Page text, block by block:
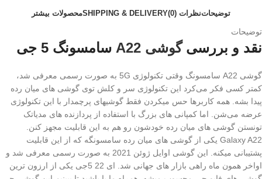
توضیحاتنظرات (0) SHIPPING & DELIVERYمحصولات بیشتر
توضیحات
نقد و بررسیگوشی A22 سامسونگ 5 جی
گوشی A22 سامسونگ وقتی تکنولوژی 5G به صورت رسمی معرفی شد،
کمتر کسی فکر می‌کرد این تکنولوژی سر و کلش توی گوشی های میان رده
پیدا بشه. همه کاربرها حس میکردن فقط گوشیهای پرچمدار با این تکنولوژی
عرضه می‌شن. اما کمپانی های بزرگ با استفاده از پردازنده های مدیاتک
تونستن گوشی های میان رده خودشون رو هم به این قابلیت مجهز کنن.
Galaxy A22 یکی از گوشی های میان رده سامسونگه که از این قابلیت
پشتیبانی میکنه. این گوشی اوایل ژوئن 2021 به صورت رسمی معرفی شد و
اواخر همون ماه راهی بازار های جهانی شد. ای 22 5جی یکی از ارزون ترین